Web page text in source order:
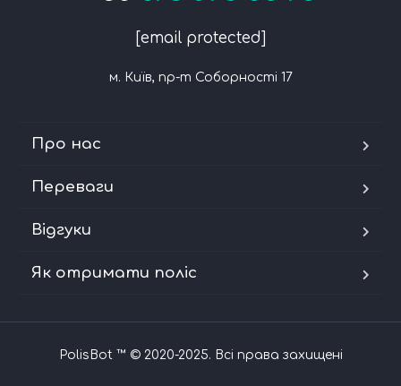
[email protected]
м. Київ, пр-т Соборності 17
Про нас
Переваги
Відгуки
Як отримати поліс
PolisBot ™ © 2020-2025. Всі права захищені